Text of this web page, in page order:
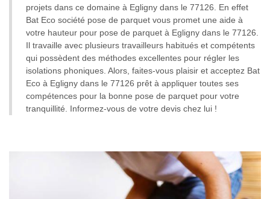
projets dans ce domaine à Egligny dans le 77126. En effet
Bat Eco société pose de parquet vous promet une aide à
votre hauteur pour pose de parquet à Egligny dans le 77126.
Il travaille avec plusieurs travailleurs habitués et compétents
qui possèdent des méthodes excellentes pour régler les
isolations phoniques. Alors, faites-vous plaisir et acceptez Bat
Eco à Egligny dans le 77126 prêt à appliquer toutes ses
compétences pour la bonne pose de parquet pour votre
tranquillité. Informez-vous de votre devis chez lui !